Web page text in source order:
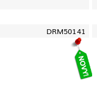
DRM50141